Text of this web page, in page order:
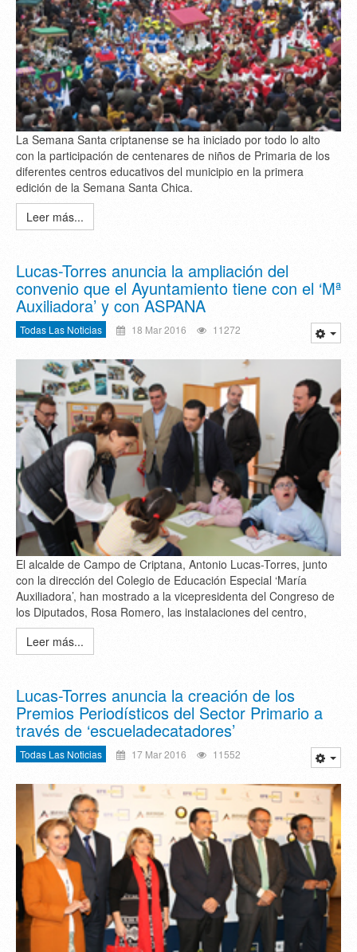
La Semana Santa criptanense se ha iniciado por todo lo alto
con la participación de centenares de niños de Primaria de los
diferentes centros educativos del municipio en la primera
edición de la Semana Santa Chica.
Leer más...
Lucas-Torres anuncia la ampliación del
convenio que el Ayuntamiento tiene con el ‘Mª
Auxiliadora’ y con ASPANA
Todas Las Noticias 18 Mar 2016 11272
El alcalde de Campo de Criptana, Antonio Lucas-Torres, junto
con la dirección del Colegio de Educación Especial ‘María
Auxiliadora’, han mostrado a la vicepresidenta del Congreso de
los Diputados, Rosa Romero, las instalaciones del centro,
Leer más...
Lucas-Torres anuncia la creación de los
Premios Periodísticos del Sector Primario a
través de ‘escueladecatadores’
Todas Las Noticias 17 Mar 2016 11552